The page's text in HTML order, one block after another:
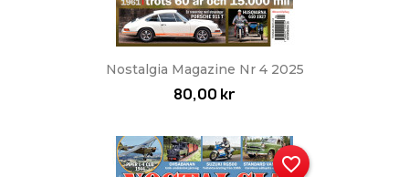
Nostalgia Magazine Nr 4 2025
80,00 kr
favorite_border